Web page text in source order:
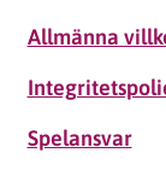
Allmänna
Spelansvar